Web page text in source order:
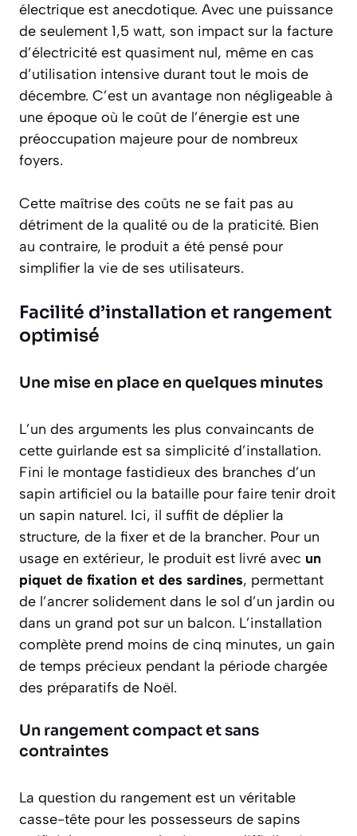
électrique est anecdotique. Avec une puissance
de seulement 1,5 watt, son impact sur la facture
d’électricité est quasiment nul, même en cas
d’utilisation intensive durant tout le mois de
décembre. C’est un avantage non négligeable à
une époque où le coût de l’énergie est une
préoccupation majeure pour de nombreux
foyers.
Cette maîtrise des coûts ne se fait pas au
détriment de la qualité ou de la praticité. Bien
au contraire, le produit a été pensé pour
simplifier la vie de ses utilisateurs.
Facilité d’installation et rangement
optimisé
Une mise en place en quelques minutes
L’un des arguments les plus convaincants de
cette guirlande est sa simplicité d’installation.
Fini le montage fastidieux des branches d’un
sapin artificiel ou la bataille pour faire tenir droit
un sapin naturel. Ici, il suffit de déplier la
structure, de la fixer et de la brancher. Pour un
usage en extérieur, le produit est livré avec un
piquet de fixation et des sardines, permettant
de l’ancrer solidement dans le sol d’un jardin ou
dans un grand pot sur un balcon. L’installation
complète prend moins de cinq minutes, un gain
de temps précieux pendant la période chargée
des préparatifs de Noël.
Un rangement compact et sans
contraintes
La question du rangement est un véritable
casse-tête pour les possesseurs de sapins